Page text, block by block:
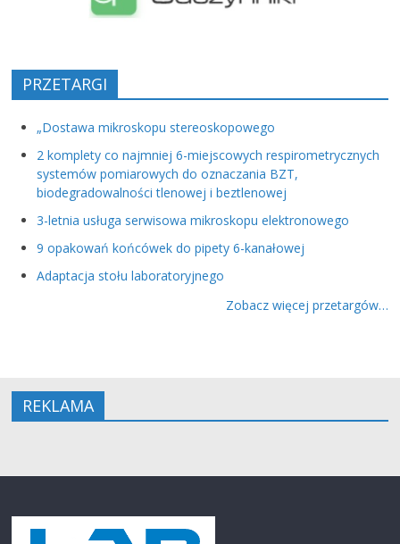
PRZETARGI
„Dostawa mikroskopu stereoskopowego
2 komplety co najmniej 6-miejscowych respirometrycznych
systemów pomiarowych do oznaczania BZT,
biodegradowalności tlenowej i beztlenowej
3-letnia usługa serwisowa mikroskopu elektronowego
9 opakowań końcówek do pipety 6-kanałowej
Adaptacja stołu laboratoryjnego
Zobacz więcej przetargów…
REKLAMA